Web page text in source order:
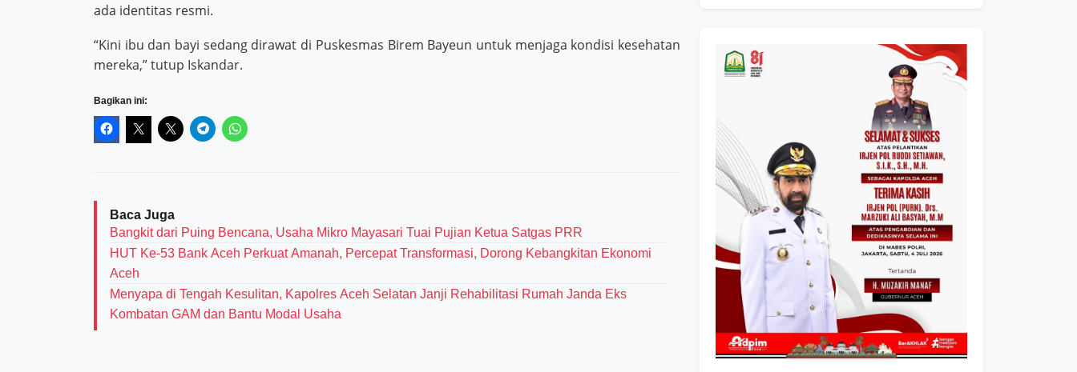
ada identitas resmi.
“Kini ibu dan bayi sedang dirawat di Puskesmas Birem Bayeun untuk menjaga kondisi kesehatan
mereka,” tutup Iskandar.
Bagikan ini:
Baca Juga
Bangkit dari Puing Bencana, Usaha Mikro Mayasari Tuai Pujian Ketua Satgas PRR
HUT Ke-53 Bank Aceh Perkuat Amanah, Percepat Transformasi, Dorong Kebangkitan Ekonomi
Aceh
Menyapa di Tengah Kesulitan, Kapolres Aceh Selatan Janji Rehabilitasi Rumah Janda Eks
Kombatan GAM dan Bantu Modal Usaha